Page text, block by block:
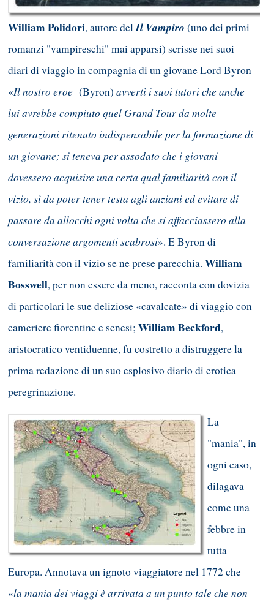
William Polidori, autore delIl Vampiro (uno dei primi
romanzi "vampireschi" mai apparsi) scrisse nei suoi
diari di viaggio in compagnia di un giovane Lord Byron
«Il nostro eroe (Byron) avvertì i suoi tutori che anche
lui avrebbe compiuto quel Grand Tour da molte
generazioni ritenuto indispensabile per la formazione di
un giovane; si teneva per assodato che i giovani
dovessero acquisire una certa qual familiarità con il
vizio, sì da poter tener testa agli anziani ed evitare di
passare da allocchi ogni volta che si affacciassero alla
conversazione argomenti scabrosi». E Byron di
familiarità con il vizio se ne prese parecchia. William
Bosswell, per non essere da meno, racconta con dovizia
di particolari le sue deliziose «cavalcate» di viaggio con
cameriere fiorentine e senesi; William Beckford,
aristocratico ventiduenne, fu costretto a distruggere la
prima redazione di un suo esplosivo diario di erotica
peregrinazione.
La
"mania", in
ogni caso,
dilagava
come una
febbre in
tutta
Europa. Annotava un ignoto viaggiatore nel 1772 che
«la mania dei viaggi è arrivata a un punto tale che non